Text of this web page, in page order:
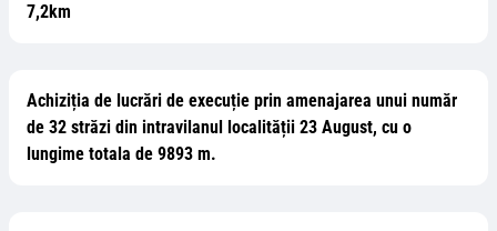
7,2km
Achiziția de lucrări de execuție prin amenajarea unui număr
de 32 străzi din intravilanul localității 23 August, cu o
lungime totala de 9893 m.